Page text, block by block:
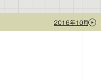
2016年10月